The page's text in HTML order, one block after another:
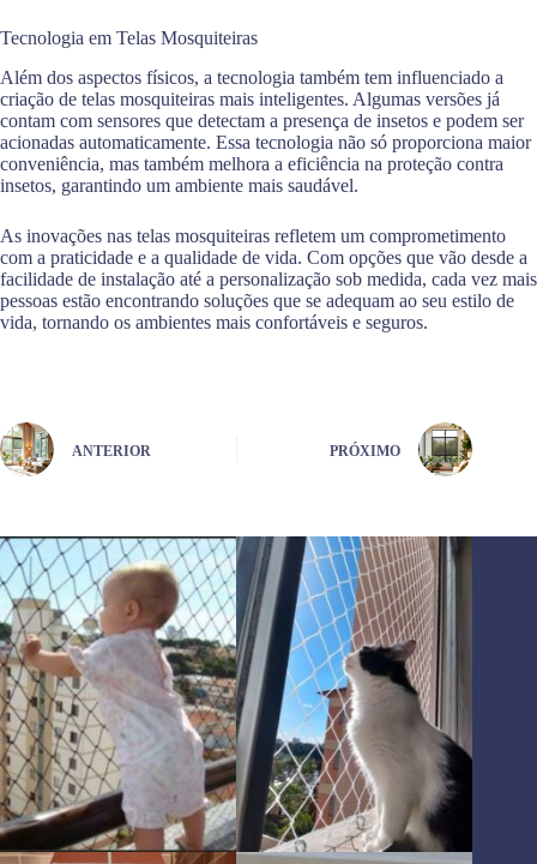
Tecnologia em Telas Mosquiteiras
Além dos aspectos físicos, a tecnologia também tem influenciado a
criação de telas mosquiteiras mais inteligentes. Algumas versões já
contam com sensores que detectam a presença de insetos e podem ser
acionadas automaticamente. Essa tecnologia não só proporciona maior
conveniência, mas também melhora a eficiência na proteção contra
insetos, garantindo um ambiente mais saudável.
As inovações nas telas mosquiteiras refletem um comprometimento
com a praticidade e a qualidade de vida. Com opções que vão desde a
facilidade de instalação até a personalização sob medida, cada vez mais
pessoas estão encontrando soluções que se adequam ao seu estilo de
vida, tornando os ambientes mais confortáveis e seguros.
ANTERIOR PRÓXIMO